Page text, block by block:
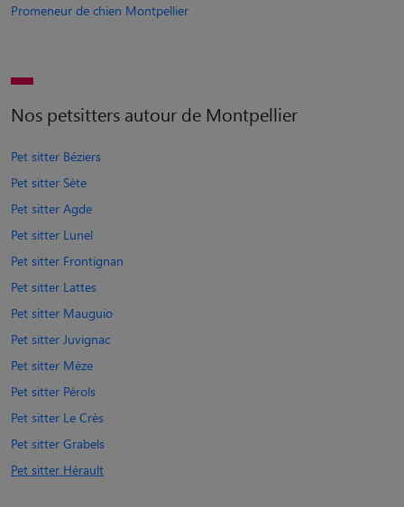
Promeneur de chien Montpellier
Nos petsitters autour de Montpellier
Pet sitter Béziers
Pet sitter Sète
Pet sitter Agde
Pet sitter Lunel
Pet sitter Frontignan
Pet sitter Lattes
Pet sitter Mauguio
Pet sitter Juvignac
Pet sitter Mèze
Pet sitter Pérols
Pet sitter Le Crès
Pet sitter Grabels
Pet sitter Hérault